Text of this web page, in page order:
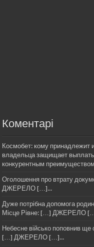
Коментарі
Космобет: кому принадлежит
владельца защищает
конкурентным
Оголошення про втрату
ДЖЕРЕЛО […]...
Дуже потрібна допомога
Місце Рівне: […] ДЖЕРЕЛО
Небесне військо поповнив ще
[…] ДЖЕРЕЛО […]...